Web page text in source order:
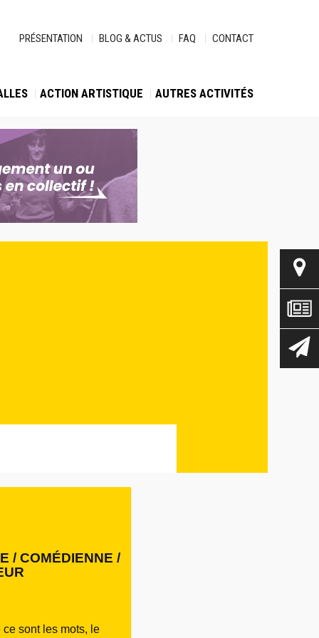
PRÉSENTATION BLOG & ACTUS FAQ CONTACT
ACTION ARTISTIQUE AUTRES ACTIVITÉS
/ COMÉDIENNE /
sont les mots, le